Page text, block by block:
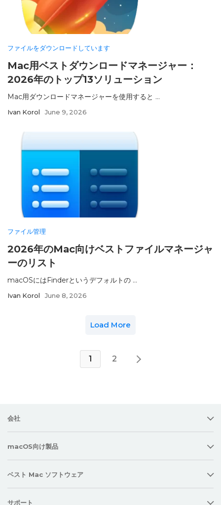
ファイルをダウンロードしています
Mac用ベストダウンロードマネージャー：
2026年のトップ13ソリューション
Mac用ダウンロードマネージャーを使用すると ...
Ivan Korol June 9, 2026
ファイル管理
2026年のMac向けベストファイルマネージャ
ーのリスト
macOSにはFinderというデフォルトの ...
Ivan Korol June 8, 2026
Load More
1 2
会社
macOS向け製品
ベスト Mac ソフトウェア
サポート